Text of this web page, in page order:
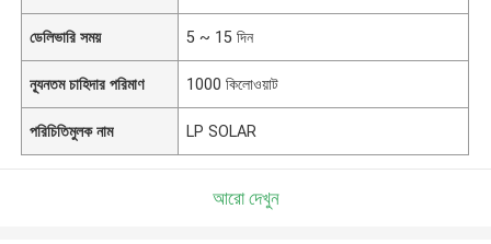
ডেলিভারি সময় 5 ~ 15 দিন
ন্যূনতম চাহিদার পরিমাণ 1000 কিলোওয়াট
পরিচিতিমুলক নাম LP SOLAR
আরো দেখুন